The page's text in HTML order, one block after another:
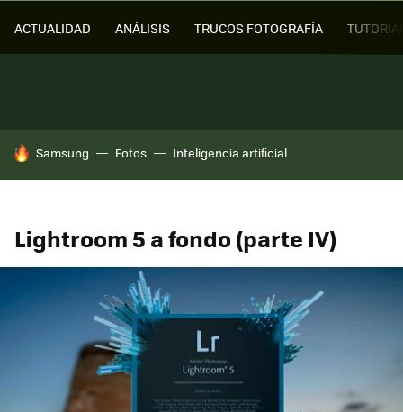
ACTUALIDAD ANÁLISIS TRUCOS FOTOGRAFÍA
HOY SE HABLA DE
Samsung Fotos Inteligencia artificial
Lightroom 5 a fondo (parte IV)